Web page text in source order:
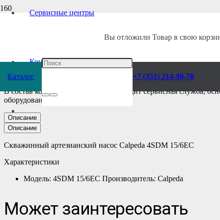
Сервисные центры
Контакты
Вы отложили Товар в свою
Каталог +7 (351) 214-90-70
Главная /Каталог/Насосы/Calpeda
Скважинный
В состав компании «Ворса Урал» входит сервисная служба,
оборудования.
Описание
Описание
Скважинный артезианский насос Calpeda 4SDM 15/6EC
Характеристики
Модель: 4SDM 15/6EC Производитель: Calpeda
Может заинтересовать